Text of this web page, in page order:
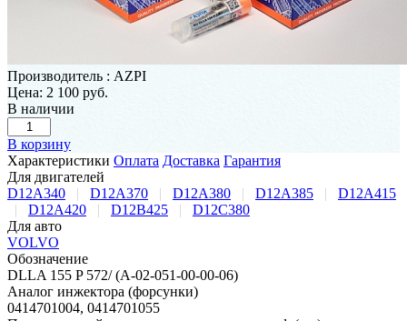
Производитель : AZPI
Цена: 2 100 руб.
В наличии
В корзину
Характеристики Оплата Доставка Гарантия
Для двигателей
D12A340
| D12A370 | D12A380 | D12A385 |
D12A415
|
D12A420 | D12B425 |
D12C380
Для авто
VOLVO
Обозначение
DLLA 155 P 572/ (А-02-051-00-00-06)
Аналог инжектора (форсунки)
0414701004, 0414701055